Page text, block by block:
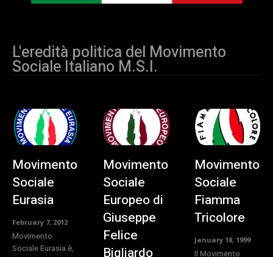
L'eredità politica del Movimento
Sociale Italiano M.S.I.
Movimento
Sociale
Eurasia
February 7, 2012
Movimento
Sociale Eurasia è,
Movimento
Sociale
Europeo di
Giuseppe
Felice
Bigliardo
Movimento
Sociale
Fiamma
Tricolore
January 18, 1999
Il Movimento